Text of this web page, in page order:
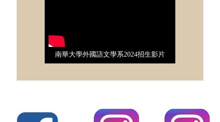
南華大學外國語文學系2024招生影片